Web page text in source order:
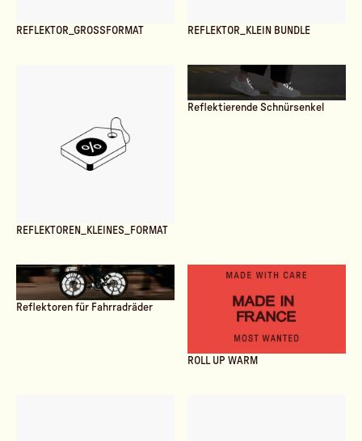
REFLEKTOR_GROSSFORMAT REFLEKTOR_KLEIN BUNDLE
REFLEKTOREN_KLEINES_FORMAT
Reflektierende Schnürsenkel
Reflektoren für Fahrradräder
ROLL UP WARM